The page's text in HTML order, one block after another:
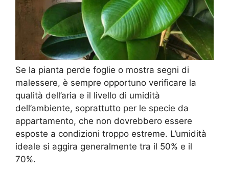
Se la pianta perde foglie o mostra segni di
malessere, è sempre opportuno verificare la
qualità dell’aria e il livello di umidità
dell’ambiente, soprattutto per le specie da
appartamento, che non dovrebbero essere
esposte a condizioni troppo estreme. L’umidità
ideale si aggira generalmente tra il 50% e il
70%.